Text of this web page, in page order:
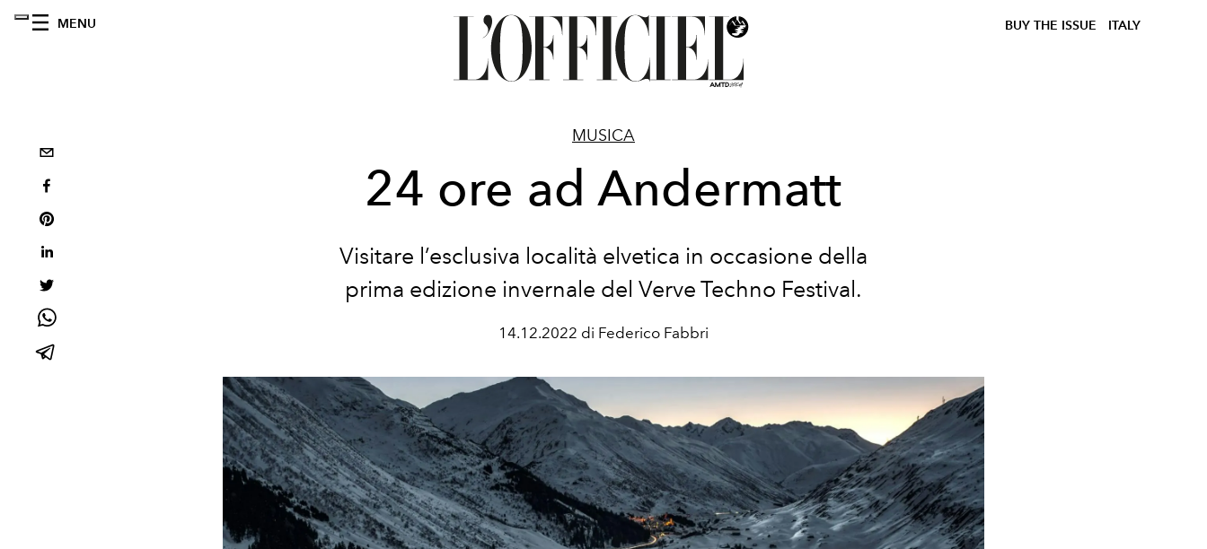
MENU BUY THE ISSUE ITALY
MUSICA
24 ore ad Andermatt
Visitare l’esclusiva località elvetica in occasione della
prima edizione invernale del Verve Techno Festival.
14.12.2022 di Federico Fabbri